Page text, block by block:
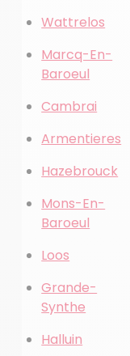
Wattrelos
Marcq-En-
Baroeul
Cambrai
Armentieres
Hazebrouck
Mons-En-
Baroeul
Loos
Grande-
Synthe
Halluin